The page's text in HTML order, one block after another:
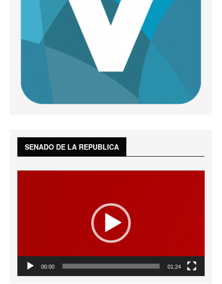
SENADO DE LA REPUBLICA
00:00 01:24